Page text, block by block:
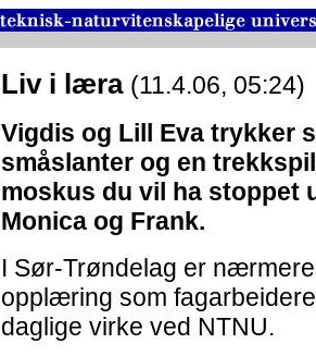
Liv i læra (11.4.06, 05:24)
Vigdis og Lill Eva trykker
småslanter og en
moskus du vil ha stoppet
Monica og Frank.
I Sør-Trøndelag er
opplæring som
daglige virke ved NTNU.